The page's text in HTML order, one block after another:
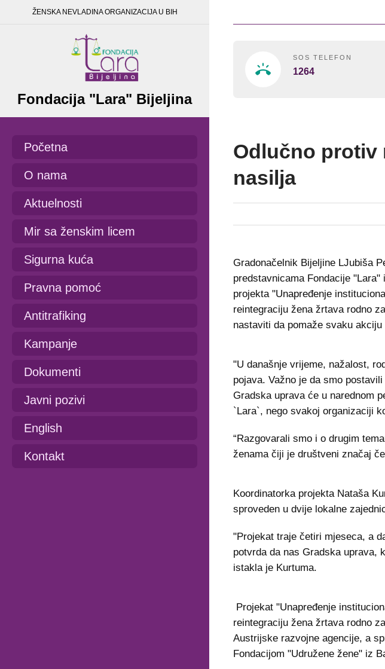
SOS TELEFON
1264
ŽENSKA NEVLADINA ORGANIZACIJA U BIH
Fondacija "Lara" Bijeljina
Početna
O nama
Aktuelnosti
Mir sa ženskim licem
Sigurna kuća
Pravna pomoć
Antitrafiking
Kampanje
Dokumenti
Javni pozivi
English
Kontakt
Odlučno protiv
nasilja
Gradonačelnik Bijeljine LJubiša
predstavnicama Fondacije
projekta "Unapređenje
reintegraciju žena žrtava rodno
nastaviti da pomaže svaku
"U današnje vrijeme, nažalost,
pojava. Važno je da smo
Gradska uprava će u narednom
`Lara`, nego svakoj organizaciji
“Razgovarali smo i o drugim
ženama čiji je društveni značaj
Koordinatorka projekta Nataša
sproveden u dvije lokalne
"Projekat traje četiri mjeseca, a
potvrda da nas Gradska uprava,
istakla je Kurtuma.
Projekat "Unapređenje
reintegraciju žena žrtava rodno
Austrijske razvojne agencije, a
Fondacijom "Udružene žene" iz